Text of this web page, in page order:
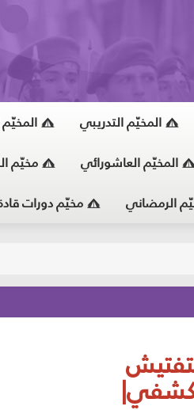
المخيّم التدريبي
المخيّم العاشورائي مخيّم
الرمضاني مخيّم دورات